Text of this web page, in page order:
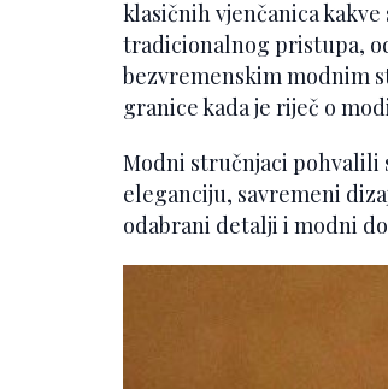
klasičnih vjenčanica
tradicionalnog pristupa,
bezvremenskim modnim
granice kada je riječ o
Modni stručnjaci pohvalili
eleganciju, savremeni
odabrani detalji i modni